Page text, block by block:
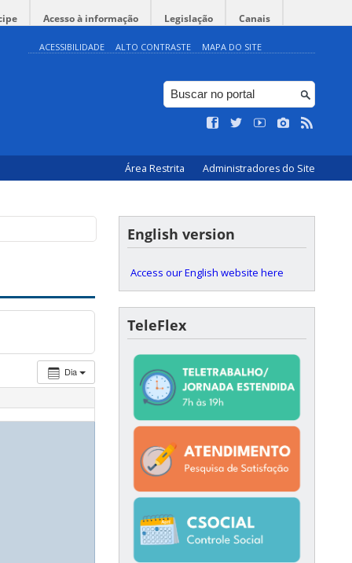
Acesso à informação Legislação Canais
ACESSIBILIDADE ALTO CONTRASTE MAPA DO SITE
Área Restrita Administradores do Site
Dia
da UFSC -
@Hall do
English version
Access our English website here
TeleFlex